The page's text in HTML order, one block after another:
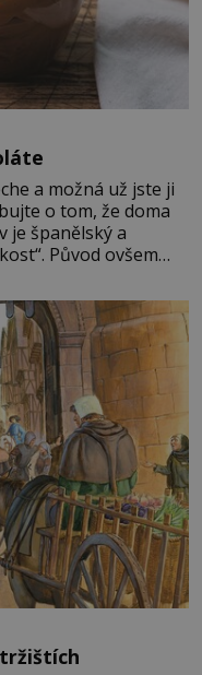
a možná už jste ji
o tom, že doma
je španělský a
Původ ovšem
zemí a k tomu